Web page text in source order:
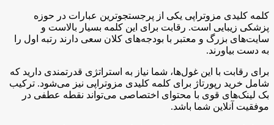
کلمه کلیدی مزوتراپی یکی از پرجستجوترین عبارات در حوزه
پزشکی زیبایی است. رقابت برای این کلمه بسیار بالاست و
سایت‌های بزرگ و معتبر با بودجه‌های کلان سعی دارند رتبه اول را
به دست بیاورند.
برای رقابت با این غول‌ها، شما نیاز به استراتژی قدرتمندی دارید که
شامل خرید رپورتاژ برای کلمه کلیدی مزوتراپی نیز می‌شود. ترکیب
بک لینک‌های قوی با محتوای اختصاصی می‌تواند نقطه عطفی در
موفقیت آنلاین شما باشد.